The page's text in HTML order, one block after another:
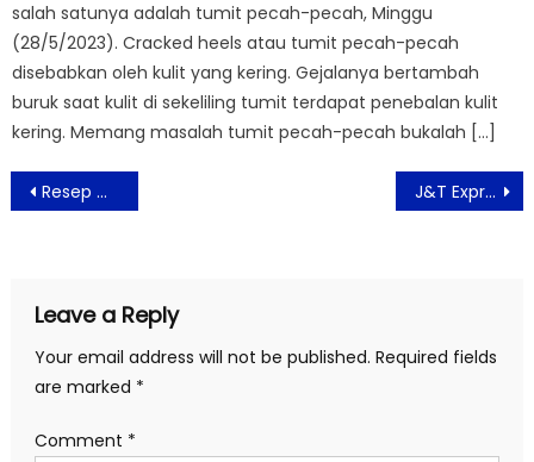
salah satunya adalah tumit pecah-pecah, Minggu
(28/5/2023). Cracked heels atau tumit pecah-pecah
disebabkan oleh kulit yang kering. Gejalanya bertambah
buruk saat kulit di sekeliling tumit terdapat penebalan kulit
kering. Memang masalah tumit pecah-pecah bukalah […]
Post
navigation
Resep Makan Siang: Lidah Sapi Cabai Hijau J&T Express Apresiasi 100Juta Pelanggan, Gelar Program Merdeka Kirim Paket Di HUT RI Ke-76
Leave a Reply
Your email address will not be published. Required fields
are marked *
Comment *